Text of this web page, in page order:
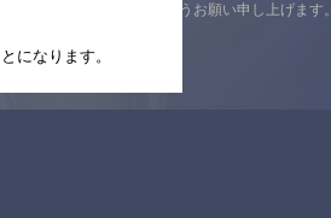
の上ご来店くださいますようお願い申し上げます。
になります。